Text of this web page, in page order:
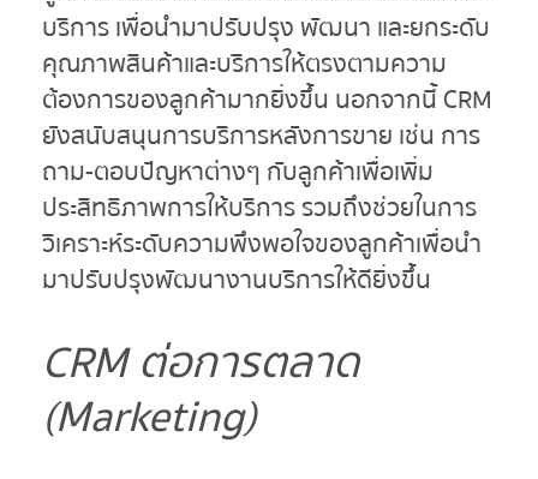
บริการ เพื่อนำมาปรับปรุง พัฒนา และยกระดับ
คุณภาพสินค้าและบริการให้ตรงตามความ
ต้องการของลูกค้ามากยิ่งขึ้น นอกจากนี้ CRM
ยังสนับสนุนการบริการหลังการขาย เช่น การ
ถาม-ตอบปัญหาต่างๆ กับลูกค้าเพื่อเพิ่ม
ประสิทธิภาพการให้บริการ รวมถึงช่วยในการ
วิเคราะห์ระดับความพึงพอใจของลูกค้าเพื่อนำ
มาปรับปรุงพัฒนางานบริการให้ดียิ่งขึ้น
CRMต่อการตลาด
(Marketing)